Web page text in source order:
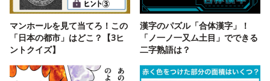
マンホールを見て当てろ！この
「日本の都市」はどこ？【3ヒ
ントクイズ】
漢字のパズル「合体漢字」！
「ノ一ノ一又ム土目」でできる
二字熟語は？